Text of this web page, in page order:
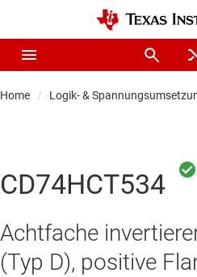
Home Logik- &
CD74HCT534
Achtfache
(Typ D), positive